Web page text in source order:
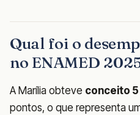
Qual foi o
no ENAMED
A Marília obteve conceito 5
pontos, o que representa